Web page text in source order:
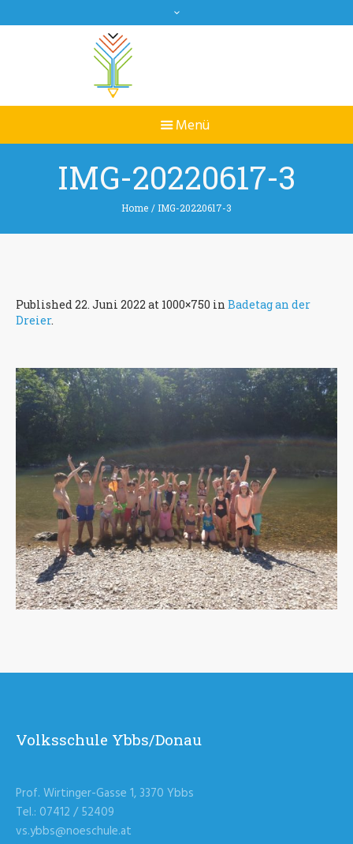
IMG-20220617-3
Home / IMG-20220617-3
Published22. Juni 2022 at 1000×750 in Badetag an der
Dreier.
Volksschule Ybbs/Donau
Prof. Wirtinger-Gasse 1, 3370 Ybbs
Tel.: 07412 / 52409
vs.ybbs@noeschule.at